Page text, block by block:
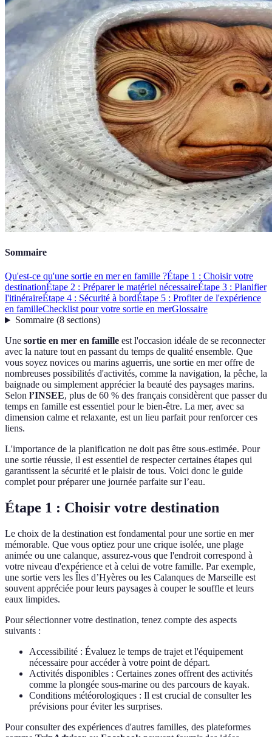
Sommaire
Qu'est-ce qu'une sortie en mer en famille ?Étape 1 : Choisir votre
destinationÉtape 2 : Préparer le matériel nécessaireÉtape 3 : Planifier
l'itinéraireÉtape 4 : Sécurité à bordÉtape 5 : Profiter de l'expérience
en familleChecklist pour votre sortie en merGlossaire
Sommaire(8 sections)
Une sortie en mer en famille est l'occasion idéale de se reconnecter
avec la nature tout en passant du temps de qualité ensemble. Que
vous soyez novices ou marins aguerris, une sortie en mer offre de
nombreuses possibilités d'activités, comme la navigation, la pêche, la
baignade ou simplement apprécier la beauté des paysages marins.
Selon l’INSEE, plus de 60 % des français considèrent que passer du
temps en famille est essentiel pour le bien-être. La mer, avec sa
dimension calme et relaxante, est un lieu parfait pour renforcer ces
liens.
L'importance de la planification ne doit pas être sous-estimée. Pour
une sortie réussie, il est essentiel de respecter certaines étapes qui
garantissent la sécurité et le plaisir de tous. Voici donc le guide
complet pour préparer une journée parfaite sur l’eau.
Étape 1 : Choisir votre destination
Le choix de la destination est fondamental pour une sortie en mer
mémorable. Que vous optiez pour une crique isolée, une plage
animée ou une calanque, assurez-vous que l'endroit correspond à
votre niveau d'expérience et à celui de votre famille. Par exemple,
une sortie vers les Îles d’Hyères ou les Calanques de Marseille est
souvent appréciée pour leurs paysages à couper le souffle et leurs
eaux limpides.
Pour sélectionner votre destination, tenez compte des aspects
suivants :
Accessibilité : Évaluez le temps de trajet et l'équipement
nécessaire pour accéder à votre point de départ.
Activités disponibles : Certaines zones offrent des activités
comme la plongée sous-marine ou des parcours de kayak.
Conditions météorologiques : Il est crucial de consulter les
prévisions pour éviter les surprises.
Pour consulter des expériences d'autres familles, des plateformes